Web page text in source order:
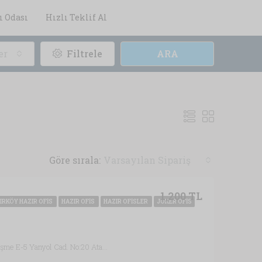
Odası Hızlı Teklif Al
Filtrele ARA
Göre sırala:
HAZIR OFIS HAZIR OFIS HAZIR OFISLER
JOKER OFIS
1,200 TL